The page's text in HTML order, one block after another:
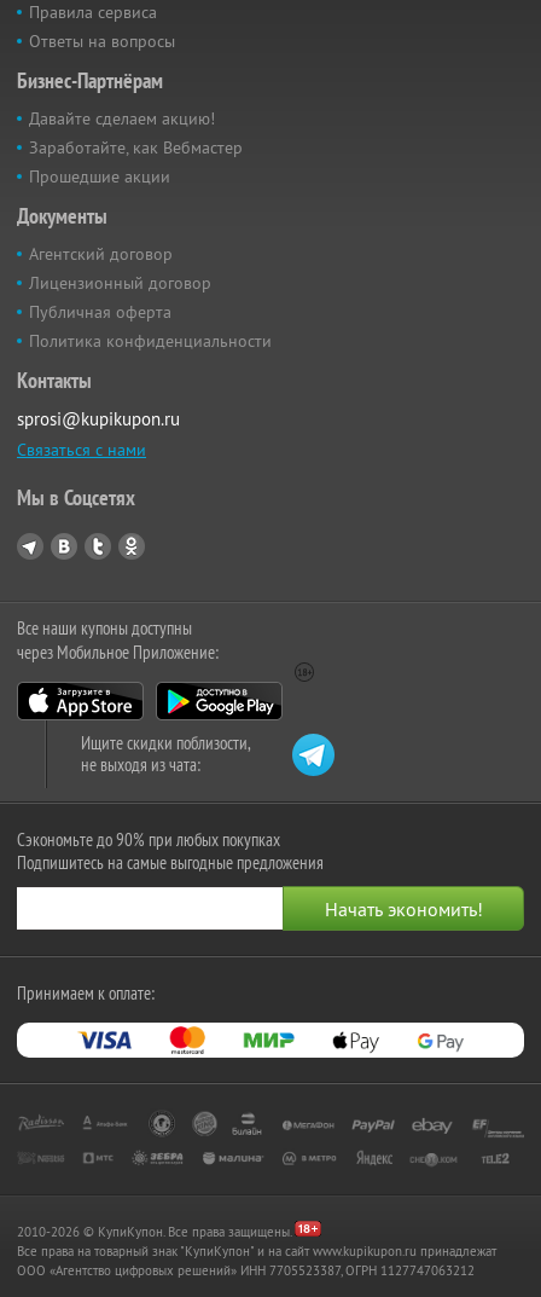
Правила сервиса
Ответы на вопросы
Бизнес-Партнёрам
Давайте сделаем акцию!
Заработайте, как Вебмастер
Прошедшие акции
Документы
Агентский договор
Лицензионный договор
Публичная оферта
Политика конфиденциальности
Контакты
sprosi@kupikupon.ru
Связаться с нами
Мы в Соцсетях
Все наши купоны доступны
через Мобильное Приложение:
Ищите скидки поблизости,
не выходя из чата:
Сэкономьте до 90% при любых покупках
Подпишитесь на самые выгодные предложения
Принимаем к оплате:
2010-2026 © КупиКупон. Все права защищены.
Все права на товарный знак "КупиКупон" и на сайт www.kupikupon.ru принадлежат
OOO «Агентство цифровых решений» ИНН 7705523387, ОГРН 1127747063212